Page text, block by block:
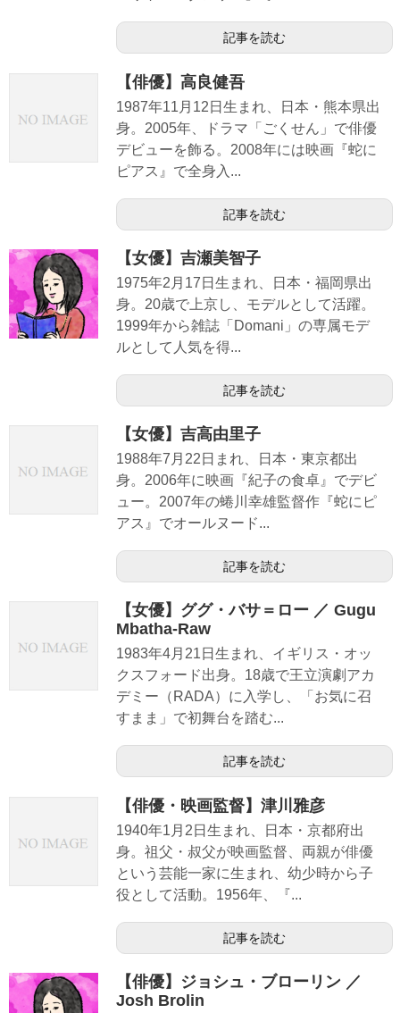
記事を読む
【俳優】高良健吾
1987年11月12日生まれ、日本・熊本県出
身。2005年、ドラマ「ごくせん」で俳優
デビューを飾る。2008年には映画『蛇に
ピアス』で全身入...
記事を読む
【女優】吉瀬美智子
1975年2月17日生まれ、日本・福岡県出
身。20歳で上京し、モデルとして活躍。
1999年から雑誌「Domani」の専属モデ
ルとして人気を得...
記事を読む
【女優】吉高由里子
1988年7月22日まれ、日本・東京都出
身。2006年に映画『紀子の食卓』でデビ
ュー。2007年の蜷川幸雄監督作『蛇にピ
アス』でオールヌード...
記事を読む
【女優】ググ・バサ＝ロー ／ Gugu
Mbatha-Raw
1983年4月21日生まれ、イギリス・オッ
クスフォード出身。18歳で王立演劇アカ
デミー（RADA）に入学し、「お気に召
すまま」で初舞台を踏む...
記事を読む
【俳優・映画監督】津川雅彦
1940年1月2日生まれ、日本・京都府出
身。祖父・叔父が映画監督、両親が俳優
という芸能一家に生まれ、幼少時から子
役として活動。1956年、『...
記事を読む
【俳優】ジョシュ・ブローリン ／
Josh Brolin